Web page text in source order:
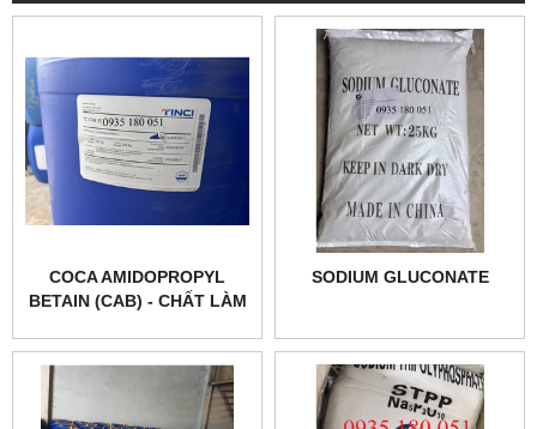
COCA AMIDOPROPYL
BETAIN (CAB) - CHẤT LÀM
SODIUM GLUCONATE